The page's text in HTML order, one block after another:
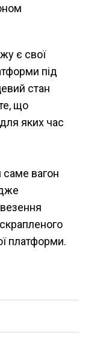
є свої
під
стан
що
яких час
саме вагон
платформи.